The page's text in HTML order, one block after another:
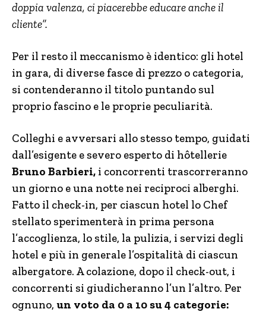
doppia valenza, ci piacerebbe educare anche il
cliente”.
Per il resto il meccanismo è identico: gli hotel
in gara, di diverse fasce di prezzo o categoria,
si contenderanno il titolo puntando sul
proprio fascino e le proprie peculiarità.
Colleghi e avversari allo stesso tempo, guidati
dall’esigente e severo esperto di hôtellerie
Bruno Barbieri, i concorrenti trascorreranno
un giorno e una notte nei reciproci alberghi.
Fatto il check-in, per ciascun hotel lo Chef
stellato sperimenterà in prima persona
l’accoglienza, lo stile, la pulizia, i servizi degli
hotel e più in generale l’ospitalità di ciascun
albergatore. A colazione, dopo il check-out, i
concorrenti si giudicheranno l’un l’altro. Per
ognuno, un voto da 0 a 10 su 4 categorie: